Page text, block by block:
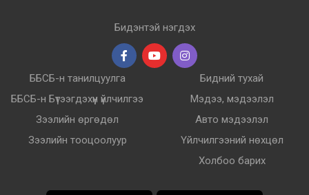
Бидэнтэй нэгдэх
ББСБ-н танилцуулга
ББСБ-н Бүтээгдэхүүн үйлчилгээ
Зээлийн өргөдөл
Зээлийн тооцоолуур
Бидний тухай
Мэдээ, мэдээлэл
Авто мэдээлэл
Үйлчилгээний нөхцөл
Холбоо барих